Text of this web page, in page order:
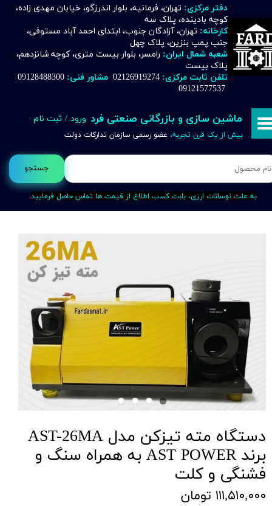
جستجو
دفتر مرکزی: تهران، فرمانیه، بلوار اندرزگو، خیابان مهدی زاده،
کوچه بادینده، پلاک سه
کارخانه: تهران، آزادگان جنوب، ابتدای احمد آباد مستوفی،
جنب پمپ بنزین، پلاک چهل
شعبه شمال ایران: رامسر، بلوار بیست متری، کوچه شانزدهم،
پلاک بیست
تلفن ثابت مرکزی: 02126919274 مشاور فنی:
09121577537
ماشین سازی و بازرگانی صنعتی فرد
بیش از یک قرن تجربه، عضو رسمی سازمان تدارکات دولت
ورود / ثبت نام
حساب کاربری من
تغییر گذر واژه
خروج از حساب کاربری
به علت نوسانات ارزی، بابت کسب اطلاع از قیمت ها تماس حاصل فرمایید
دستگاه مته تیزکن مدل AST-26MA
برند AST POWER به همراه سنگ و
فشنگی و کلت
۱۱۱,۵۱۰,۰۰۰ تومان